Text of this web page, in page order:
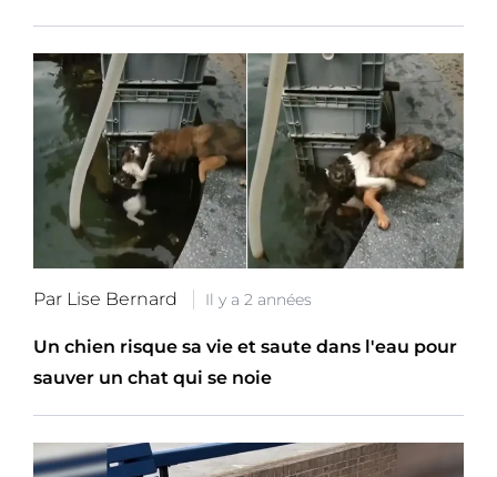
Par Lise Bernard Il y a 2 années
Un chien risque sa vie et saute dans l'eau pour
sauver un chat qui se noie